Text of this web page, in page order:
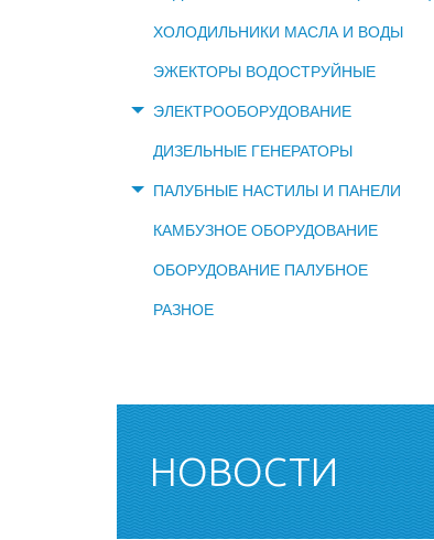
ХОЛОДИЛЬНИКИ МАСЛА И ВОДЫ
ЭЖЕКТОРЫ ВОДОСТРУЙНЫЕ
ЭЛЕКТРООБОРУДОВАНИЕ
ДИЗЕЛЬНЫЕ ГЕНЕРАТОРЫ
ПАЛУБНЫЕ НАСТИЛЫ И ПАНЕЛИ
КАМБУЗНОЕ ОБОРУДОВАНИЕ
ОБОРУДОВАНИЕ ПАЛУБНОЕ
РАЗНОЕ
НОВОСТИ